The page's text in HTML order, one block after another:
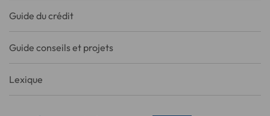
Guide du crédit
Guide conseils et projets
Lexique